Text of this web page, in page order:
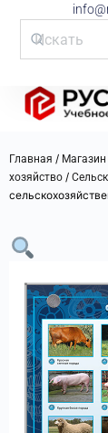
Главная / Магазин
хозяйство /